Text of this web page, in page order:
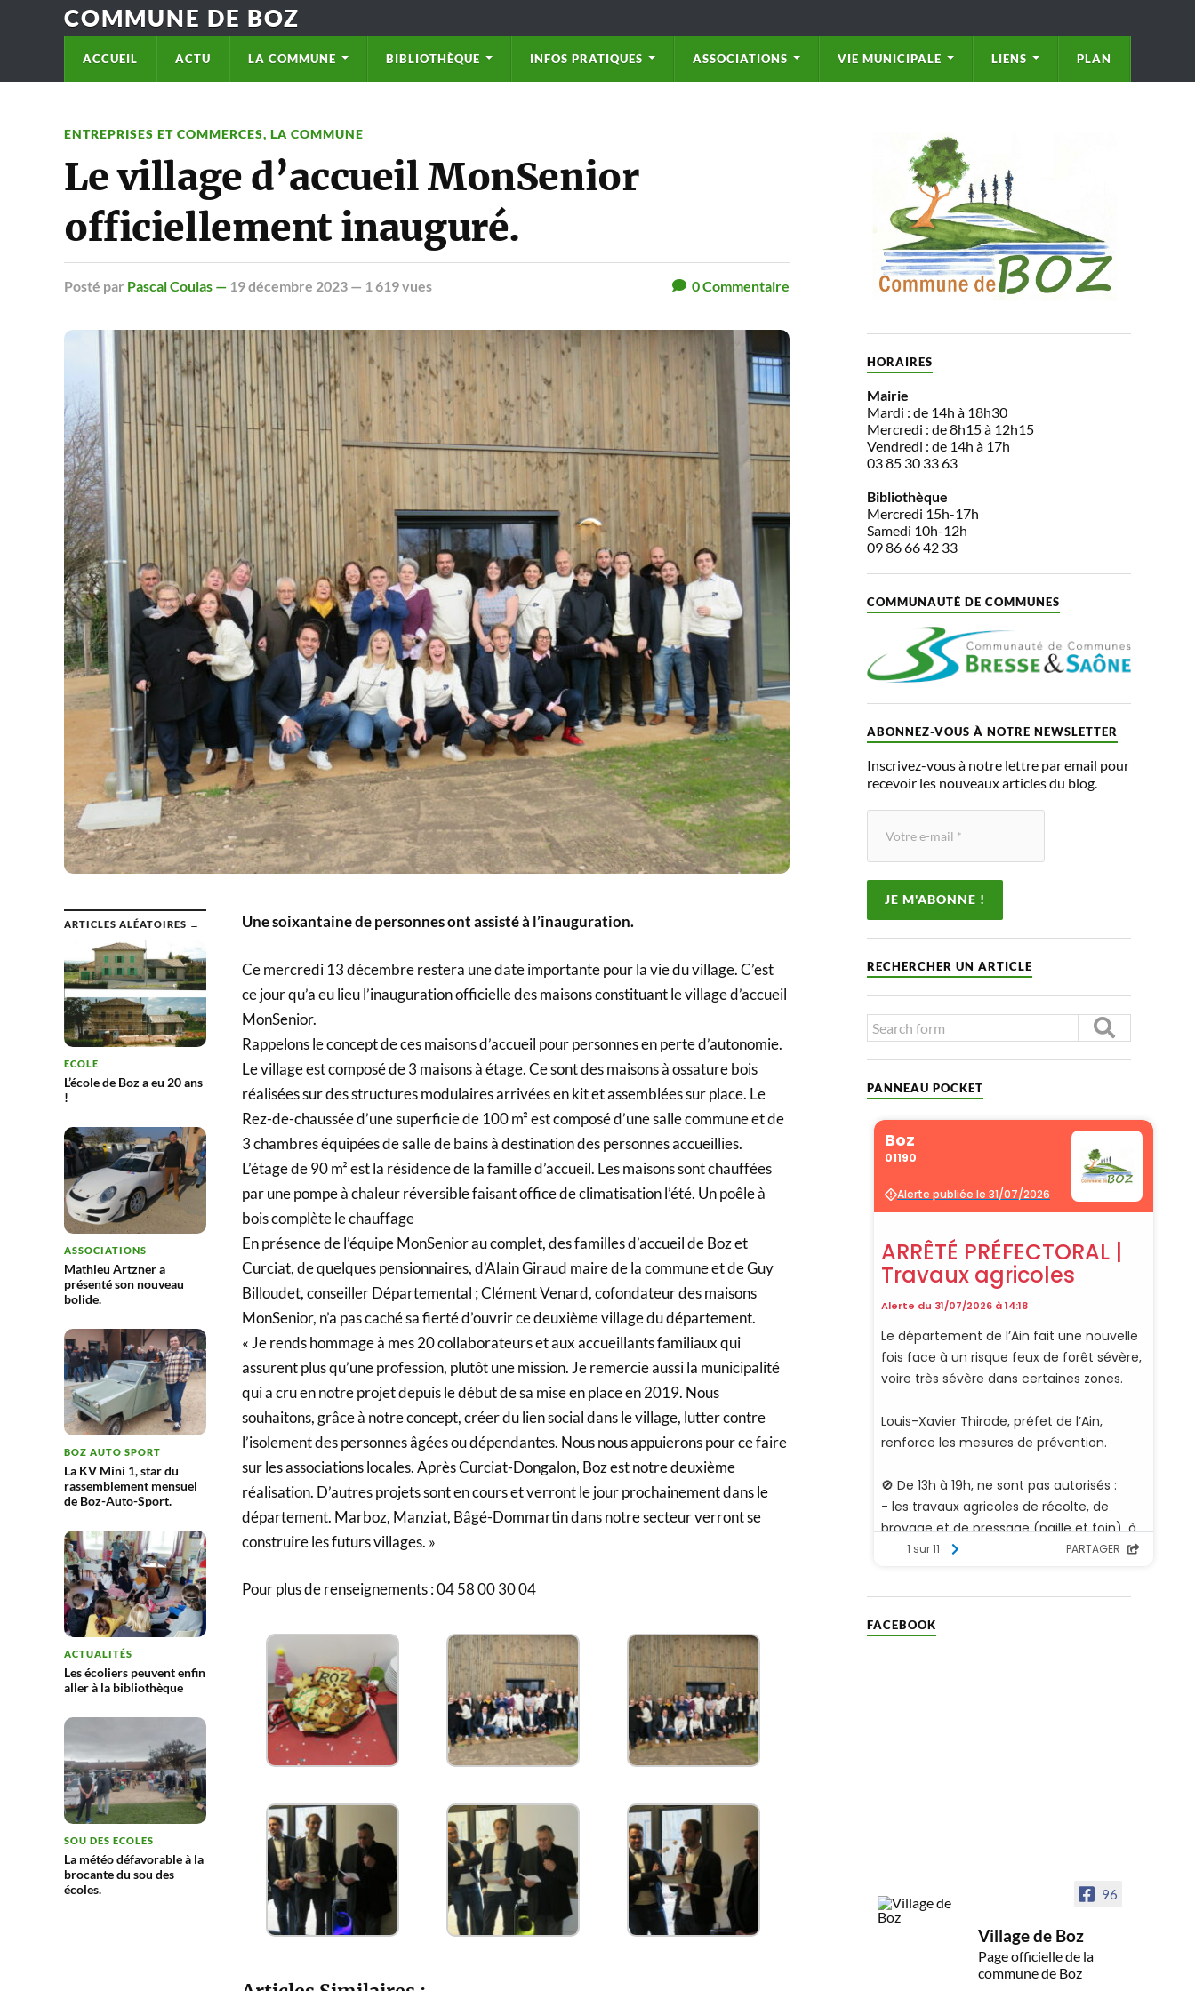
COMMUNE DE BOZ
ACCUEIL ACTU LA COMMUNE BIBLIOTHÈQUE INFOS PRATIQUES ASSOCIATIONS VIE MUNICIPALE LIENS PLAN
ENTREPRISES ET COMMERCES, LA COMMUNE
Le village d’accueil MonSenior
officiellement inauguré.
Posté par Pascal Coulas — 19 décembre 2023 — 1 619 vues 0Commentaire
ARTICLES ALÉATOIRES →
ECOLE
L’école de Boz a eu 20 ans
!
ASSOCIATIONS
Mathieu Artzner a
présenté son nouveau
bolide.
BOZ AUTO SPORT
La KV Mini 1, star du
rassemblement mensuel
de Boz-Auto-Sport.
ACTUALITÉS
Les écoliers peuvent enfin
aller à la bibliothèque
SOU DES ECOLES
La météo défavorable à la
brocante du sou des
écoles.
Une soixantaine de personnes ont assisté à l’inauguration.
Ce mercredi 13 décembre restera une date importante pour la vie du village. C’est
ce jour qu’a eu lieu l’inauguration officielle des maisons constituant le village d’accueil
MonSenior.
Rappelons le concept de ces maisons d’accueil pour personnes en perte d’autonomie.
Le village est composé de 3 maisons à étage. Ce sont des maisons à ossature bois
réalisées sur des structures modulaires arrivées en kit et assemblées sur place. Le
Rez-de-chaussée d’une superficie de 100 m² est composé d’une salle commune et de
3 chambres équipées de salle de bains à destination des personnes accueillies.
L’étage de 90 m² est la résidence de la famille d’accueil. Les maisons sont chauffées
par une pompe à chaleur réversible faisant office de climatisation l’été. Un poêle à
bois complète le chauffage
En présence de l’équipe MonSenior au complet, des familles d’accueil de Boz et
Curciat, de quelques pensionnaires, d’Alain Giraud maire de la commune et de Guy
Billoudet, conseiller Départemental ; Clément Venard, cofondateur des maisons
MonSenior, n’a pas caché sa fierté d’ouvrir ce deuxième village du département.
« Je rends hommage à mes 20 collaborateurs et aux accueillants familiaux qui
assurent plus qu’une profession, plutôt une mission. Je remercie aussi la municipalité
qui a cru en notre projet depuis le début de sa mise en place en 2019. Nous
souhaitons, grâce à notre concept, créer du lien social dans le village, lutter contre
l’isolement des personnes âgées ou dépendantes. Nous nous appuierons pour ce faire
sur les associations locales. Après Curciat-Dongalon, Boz est notre deuxième
réalisation. D’autres projets sont en cours et verront le jour prochainement dans le
département. Marboz, Manziat, Bâgé-Dommartin dans notre secteur verront se
construire les futurs villages. »
Pour plus de renseignements : 04 58 00 30 04
HORAIRES
Mairie
Mardi : de 14h à 18h30
Mercredi : de 8h15 à 12h15
Vendredi : de 14h à 17h
03 85 30 33 63
Bibliothèque
Mercredi 15h-17h
Samedi 10h-12h
09 86 66 42 33
COMMUNAUTÉ DE COMMUNES
ABONNEZ-VOUS À NOTRE NEWSLETTER
Inscrivez-vous à notre lettre par email pour
recevoir les nouveaux articles du blog.
RECHERCHER UN ARTICLE
PANNEAU POCKET
FACEBOOK
96
Village de Boz
Page officielle de la
commune de Boz